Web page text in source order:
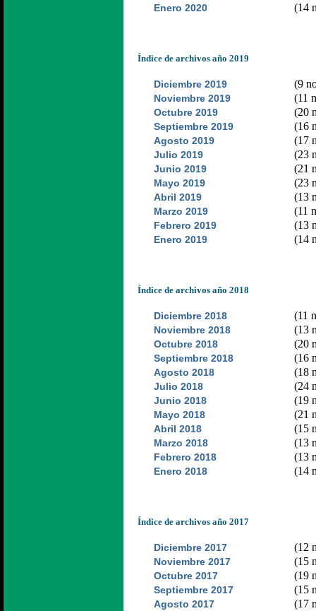
Enero 2020 (14
Índice de archivos año 2019
Diciembre 2019 (9
Noviembre 2019 (11
Octubre 2019 (20
Septiembre 2019 (16
Agosto 2019 (17
Julio 2019 (23
Junio 2019 (21
Mayo 2019 (23
Abril 2019 (13
Marzo 2019 (11
Febrero 2019 (13
Enero 2019 (14
Índice de archivos año 2018
Diciembre 2018 (11
Noviembre 2018 (13
Octubre 2018 (20
Septiembre 2018 (16
Agosto 2018 (18
Julio 2018 (24
Junio 2018 (19
Mayo 2018 (21
Abril 2018 (15
Marzo 2018 (13
Febrero 2018 (13
Enero 2018 (14
Índice de archivos año 2017
Diciembre 2017 (12
Noviembre 2017 (15
Octubre 2017 (19
Septiembre 2017 (15
Agosto 2017 (17